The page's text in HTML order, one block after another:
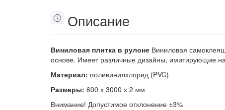
Описание
Виниловая плитка в рулоне Виниловая
основе. Имеет различные дизайны, имитирующие
Материал: поливинилхлорид (PVC)
Размеры: 600 х 3000 х 2 мм
Внимание! Допустимое отклонение ±3%